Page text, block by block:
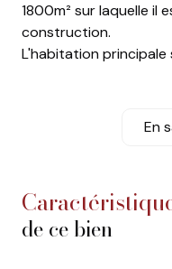
1800m² sur laquelle il
construction.
L'habitation principale
salle de bains et un
Est et à l'Ouest offre
son stationnement.
Sur le terrain il y a
En
de ce bien